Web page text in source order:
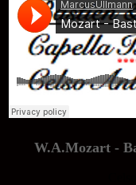
W.A.Mozart -